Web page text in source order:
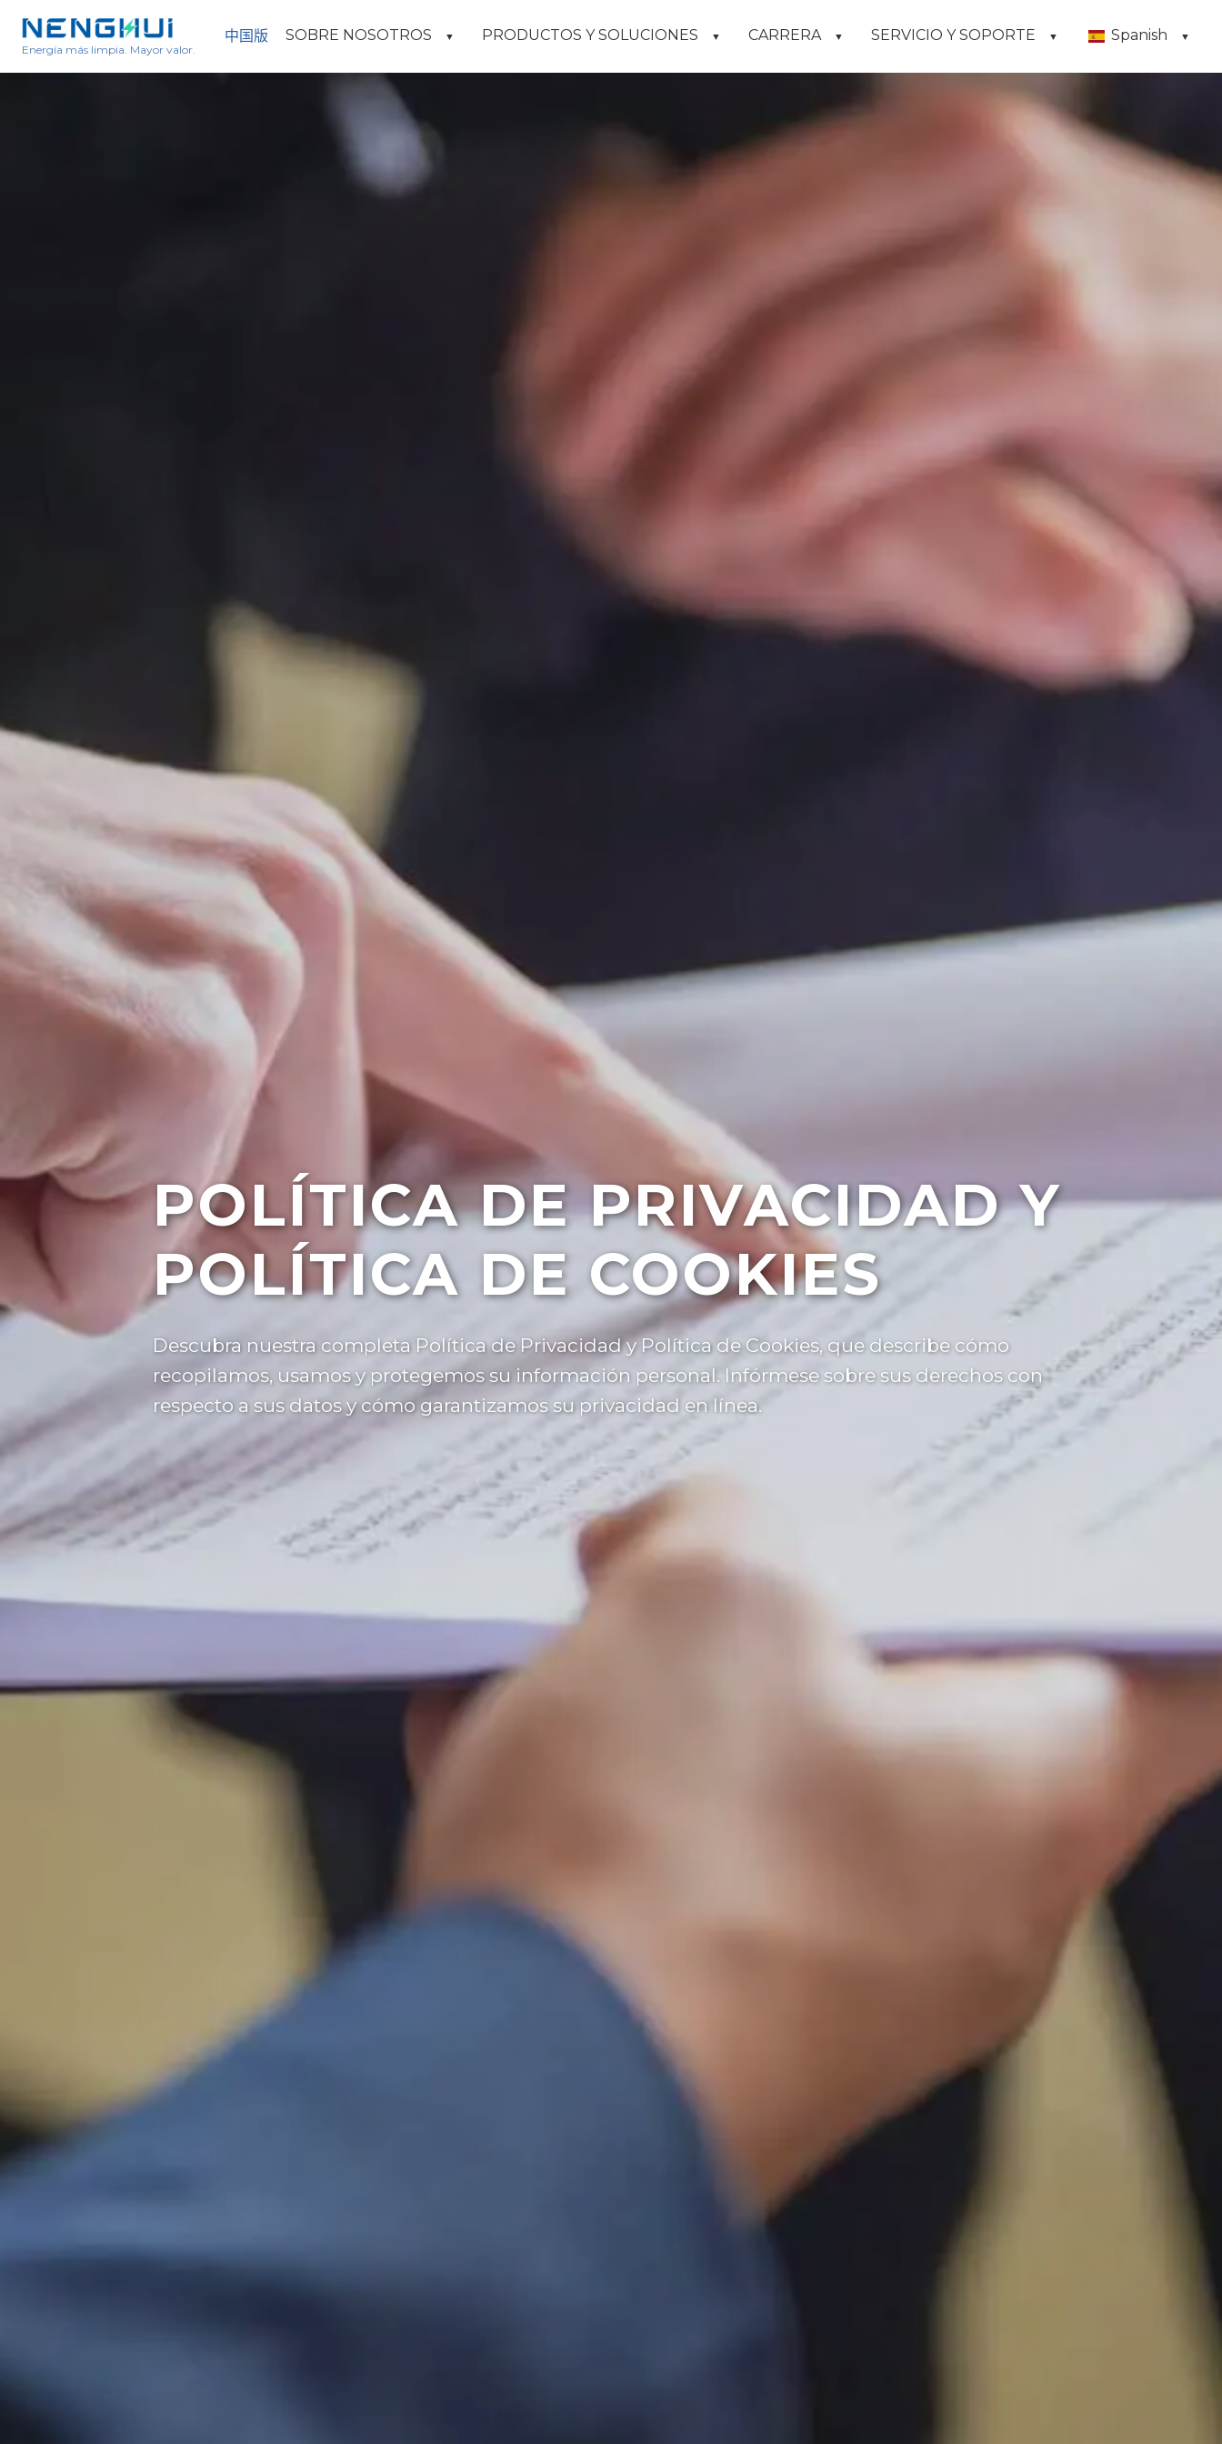
Energía más limpia. Mayor valor.
中国版 SOBRE NOSOTROS ▼ PRODUCTOS Y SOLUCIONES ▼ CARRERA ▼ SERVICIO Y SOPORTE ▼ Spanish ▼
POLÍTICA DE PRIVACIDAD Y
POLÍTICA DE COOKIES
Descubra nuestra completa Política de Privacidad y Política de Cookies, que describe cómo
recopilamos, usamos y protegemos su información personal. Infórmese sobre sus derechos con
respecto a sus datos y cómo garantizamos su privacidad en línea.